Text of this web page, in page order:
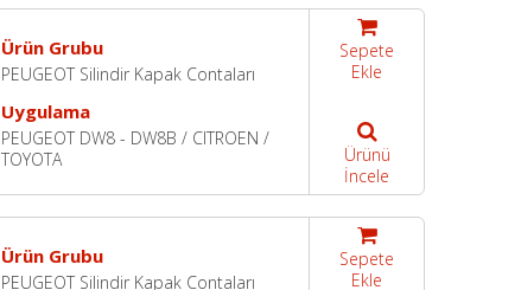
Ürün Grubu
PEUGEOT Silindir Kapak Contaları
Uygulama
PEUGEOT DW8 - DW8B / CITROEN /
TOYOTA
Sepete
Ekle
Ürünü
İncele
Ürün Grubu
PEUGEOT Silindir Kapak Contaları
Sepete
Ekle